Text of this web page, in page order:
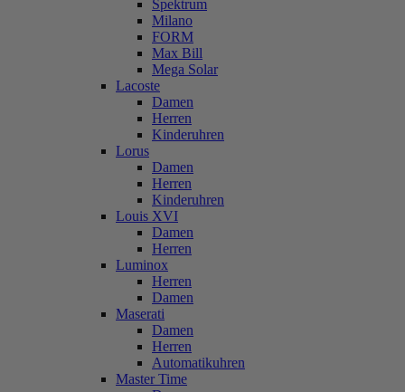
Spektrum
Milano
FORM
Max Bill
Mega Solar
Lacoste
Damen
Herren
Kinderuhren
Lorus
Damen
Herren
Kinderuhren
Louis XVI
Damen
Herren
Luminox
Herren
Damen
Maserati
Damen
Herren
Automatikuhren
Master Time